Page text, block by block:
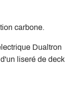
carbone.
Dualtron
liseré de deck